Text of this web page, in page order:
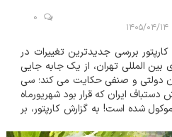
۱۴۰۵/۰۴/۱۴
0
بررسی جدیدترین تغییرات در
المللی تهران، از یک جابه جایی
دولتی و صنفی حکایت می کند؛ سی
ایران که قرار بود شهریورماه
شده است! به گزارش کارپتور، بر